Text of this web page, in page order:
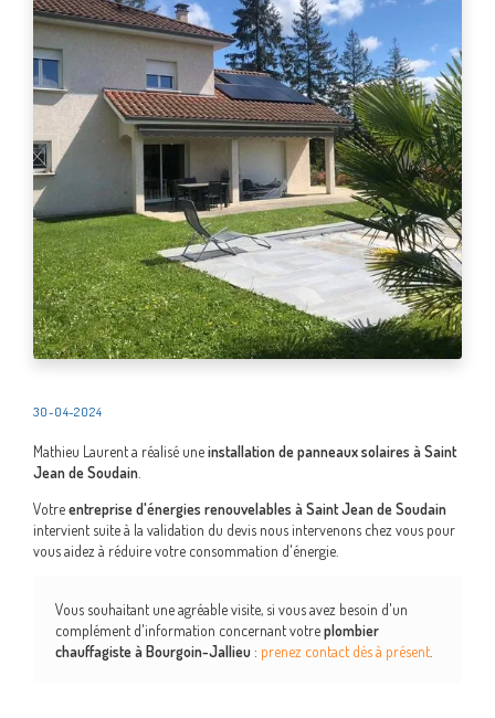
30-04-2024
Mathieu Laurent a réalisé uneinstallation de panneaux solaires à Saint
Jean de Soudain
Votreentreprise d'énergies renouvelables à Saint Jean de Soudain
intervient suite à la validation du devis nous intervenons chez vous pour
vous aidez à réduire votre consommation d'énergie.
Vous souhaitant une agréable visite, si vous avez besoin d'un
complément d'information concernant votreplombier
chauffagiste à Bourgoin-Jallieu : prenez contact dès à présent